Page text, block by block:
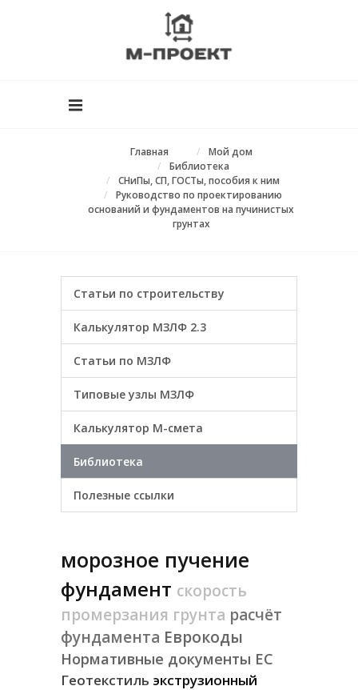
Главная
Мой дом
Библиотека
СНиПы, СП, ГОСТы, пособия к ним
Руководство по проектированию
оснований и фундаментов на пучинистых
грунтах
Статьи по строительству
Калькулятор МЗЛФ 2.3
Статьи по МЗЛФ
Типовые узлы МЗЛФ
Калькулятор М-смета
Библиотека
Полезные ссылки
морозное пучение
фундамент скорость
промерзания грунта расчёт
фундамента Еврокоды
Нормативные документы ЕС
Геотекстиль экструзионный